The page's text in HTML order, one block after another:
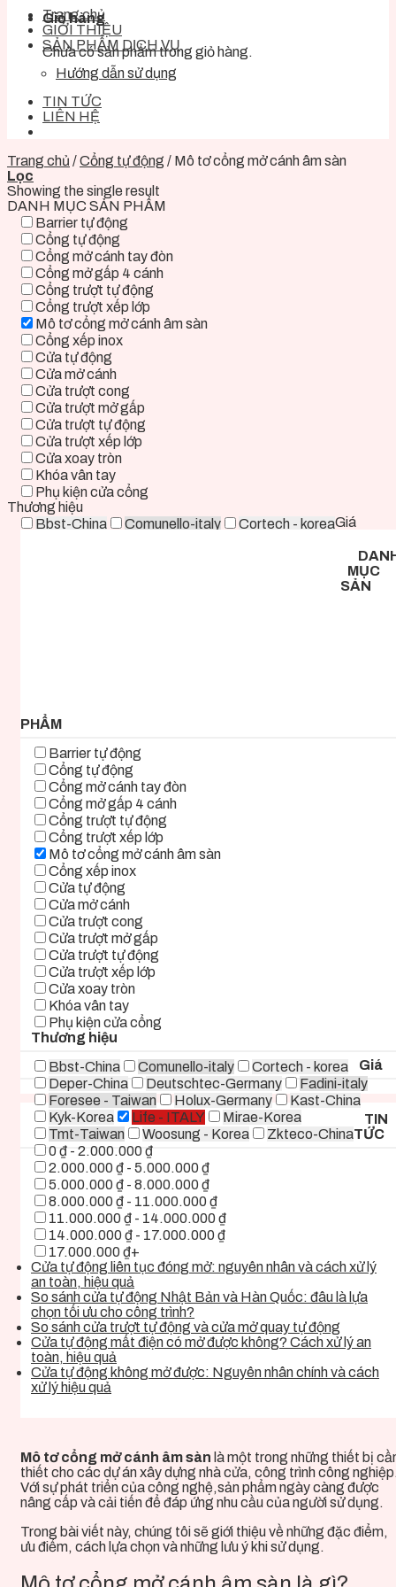
Giỏ hàng
Chưa có sản phẩm trong giỏ hàng.
Trang chủ
GIỚI THIỆU
SẢN PHẨM DỊCH VỤ
Hướng dẫn sử dụng
TIN TỨC
LIÊN HỆ
Trang chủ /Cổng tự động / Mô tơ cổng mở cánh âm sàn
Lọc
Showing the single result
DANH MỤC SẢN PHẨM
Barrier tự động
Cổng tự động
Cổng mở cánh tay đòn
Cổng mở gấp 4 cánh
Cổng trượt tự động
Cổng trượt xếp lớp
Mô tơ cổng mở cánh âm sàn
Cổng xếp inox
Cửa tự động
Cửa mở cánh
Cửa trượt cong
Cửa trượt mở gấp
Cửa trượt tự động
Cửa trượt xếp lớp
Cửa xoay tròn
Khóa vân tay
Phụ kiện cửa cổng
Thương hiệu
Bbst-China
Comunello-italy
Cortech - koreaGiá
MỤC
SẢN
PHẨM
Barrier tự động
Cổng tự động
Cổng mở cánh tay đòn
Cổng mở gấp 4 cánh
Cổng trượt tự động
Cổng trượt xếp lớp
Mô tơ cổng mở cánh âm sàn
Cổng xếp inox
Cửa tự động
Cửa mở cánh
Cửa trượt cong
Cửa trượt mở gấp
Cửa trượt tự động
Cửa trượt xếp lớp
Cửa xoay tròn
Khóa vân tay
Phụ kiện cửa cổng
Thương hiệu
Bbst-China
Comunello-italy
Cortech - korea
Deper-China
Deutschtec-Germany
Fadini-italy
Foresee - Taiwan
Holux-Germany
Kast-China
Kyk-Korea
Life - ITALY
Mirae-Korea
Tmt-Taiwan
Woosung - Korea Zkteco-China
Giá
0 ₫ - 2.000.000 ₫
2.000.000 ₫ - 5.000.000 ₫
5.000.000 ₫ - 8.000.000 ₫
8.000.000 ₫ - 11.000.000 ₫
11.000.000 ₫ - 14.000.000 ₫
14.000.000 ₫ - 17.000.000 ₫
17.000.000 ₫+
TIN
TỨC
Cửa tự động liên tục đóng mở: nguyên nhân và cách xử lý
an toàn, hiệu quả
So sánh cửa tự động Nhật Bản và Hàn Quốc: đâu là lựa
chọn tối ưu cho công trình?
So sánh cửa trượt tự động và cửa mở quay tự động
Cửa tự động mất điện có mở được không? Cách xử lý an
toàn, hiệu quả
Cửa tự động không mở được: Nguyên nhân chính và cách
xử lý hiệu quả
Mô tơ cổng mở cánh âm sàn là một trong những thiết bị
thiết cho các dự án xây dựng nhà cửa, công trình công
Với sự phát triển của công nghệ,sản phẩm ngày càng được
nâng cấp và cải tiến để đáp ứng nhu cầu của người sử dụng.
Trong bài viết này, chúng tôi sẽ giới thiệu vềnhững đặc điểm,
ưu điểm, cách lựa chọn và những lưu ý khi sử dụng.